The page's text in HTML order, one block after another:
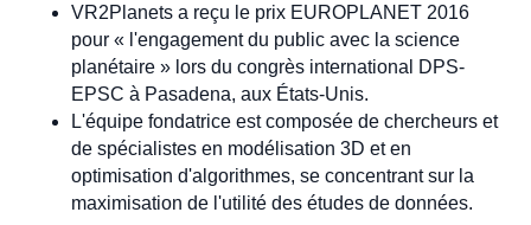
VR2Planets a reçu le prix EUROPLANET 2016
pour « l'engagement du public avec la science
planétaire » lors du congrès international DPS-
EPSC à Pasadena, aux États-Unis.
L'équipe fondatrice est composée de chercheurs et
de spécialistes en modélisation 3D et en
optimisation d'algorithmes, se concentrant sur la
maximisation de l'utilité des études de données.